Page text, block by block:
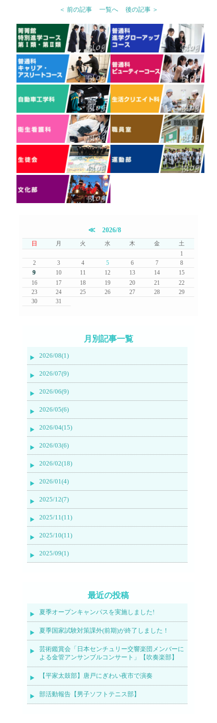
＜ 前の記事 一覧へ 後の記事 ＞
≪ 2026/8
日 月 火 水 木 金
土
1
2
3 4 5 6 7 8
9 10 11 12 13 14
15
16
17 18 19 20 21
22
23
24 25 26 27 28
29
30
31
月別記事一覧
2026/08(1)
2026/07(9)
2026/06(9)
2026/05(6)
2026/04(15)
2026/03(6)
2026/02(18)
2026/01(4)
2025/12(7)
2025/11(11)
2025/10(11)
2025/09(1)
最近の投稿
夏季オープンキャンパスを実施しました!
夏季国家試験対策課外(前期)が終了しました！
芸術鑑賞会「日本センチュリー交響楽団メンバーに
よる金管アンサンブルコンサート」【吹奏楽部】
【平家太鼓部】唐戸にぎわい夜市で演奏
部活動報告【男子ソフトテニス部】